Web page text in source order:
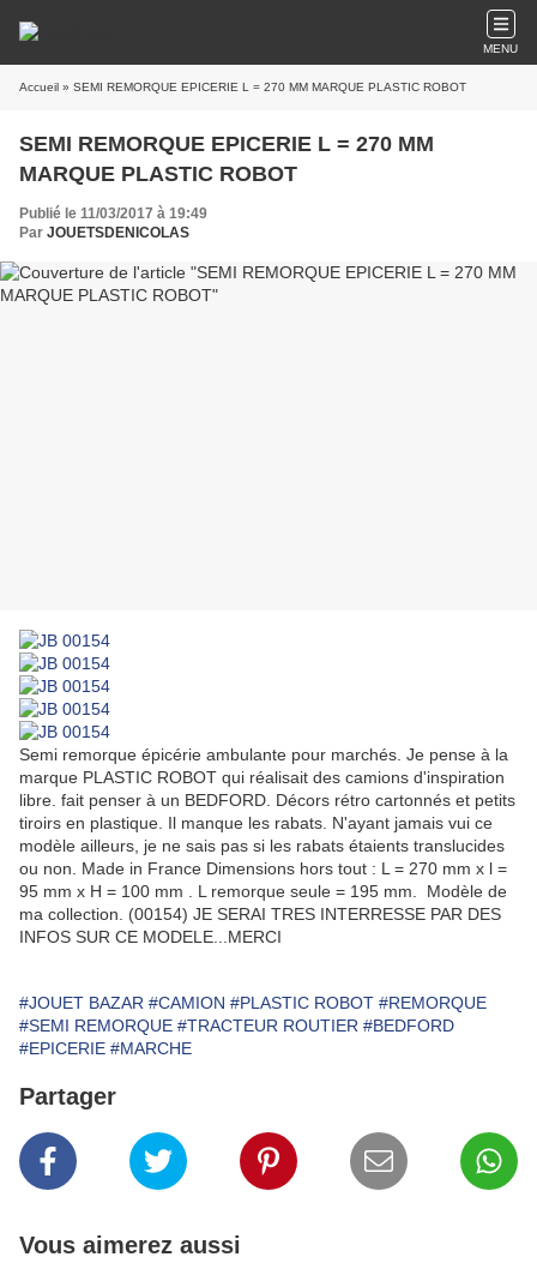
MENU
Accueil » SEMI REMORQUE EPICERIE L = 270 MM MARQUE PLASTIC ROBOT
SEMI REMORQUE EPICERIE L = 270 MM
MARQUE PLASTIC ROBOT
Publié le 11/03/2017 à 19:49
Par JOUETSDENICOLAS
Semi remorque épicérie ambulante pour marchés. Je pense à la
marque PLASTIC ROBOT qui réalisait des camions d'inspiration
libre. fait penser à un BEDFORD. Décors rétro cartonnés et petits
tiroirs en plastique. Il manque les rabats. N'ayant jamais vui ce
modèle ailleurs, je ne sais pas si les rabats étaients translucides
ou non. Made in France Dimensions hors tout : L = 270 mm x l =
95 mm x H = 100 mm . L remorque seule = 195 mm. Modèle de
ma collection. (00154) JE SERAI TRES INTERRESSE PAR DES
INFOS SUR CE MODELE...MERCI
#JOUET BAZAR #CAMION #PLASTIC ROBOT #REMORQUE
#SEMI REMORQUE #TRACTEUR ROUTIER #BEDFORD
#EPICERIE #MARCHE
Partager
Vous aimerez aussi